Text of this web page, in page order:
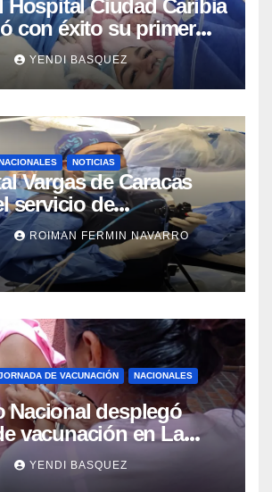
Hospital Ciudad Caribia
con éxito su primer
YENDI BASQUEZ
NACIONALES NOTICIAS
Vargas de Caracas
servicio de
Endoscópica para
a cientos de pacientes
ROIMAN FERMIN NAVARRO
DE VACUNACIÓN
NACIONALES
Nacional desplegó
vacunación en La
garantizar protección
YENDI BASQUEZ